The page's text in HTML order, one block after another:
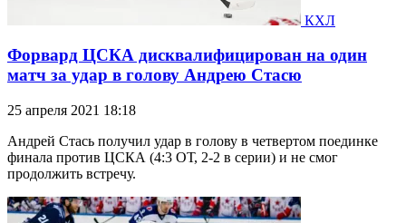
КХЛ
Форвард ЦСКА дисквалифицирован на один
матч за удар в голову Андрею Стасю
25 апреля 2021 18:18
Андрей Стась получил удар в голову в четвертом поединке
финала против ЦСКА (4:3 ОТ, 2-2 в серии) и не смог
продолжить встречу.